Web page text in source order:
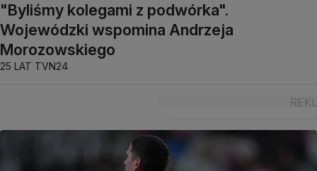
"Byliśmy kolegami z podwórka".
Wojewódzki wspomina Andrzeja
Morozowskiego
25 LAT TVN24